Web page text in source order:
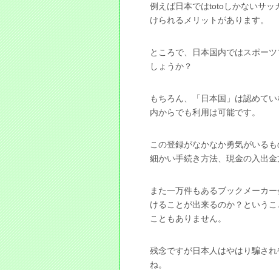
例えば日本ではtotoしかないサッ
けられるメリットがあります。
ところで、日本国内ではスポー
しょうか？
もちろん、「日本国」は認めて
内からでも利用は可能です。
この登録がなかなか勇気がいる
細かい手続き方法、現金の入出
また一万件もあるブックメーカ
けることが出来るのか？という
こともありません。
残念ですが日本人はやはり騙さ
ね。